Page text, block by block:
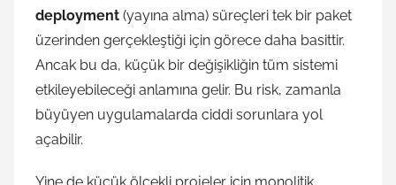
deployment (yayına alma) süreçleri tek bir paket
üzerinden gerçekleştiği için görece daha basittir.
Ancak bu da, küçük bir değişikliğin tüm sistemi
etkileyebileceği anlamına gelir. Bu risk, zamanla
büyüyen uygulamalarda ciddi sorunlara yol
açabilir.
Yine de küçük ölçekli projeler için monolitik